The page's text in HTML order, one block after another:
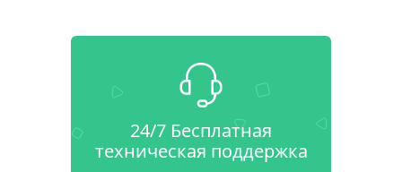
24/7 Бесплатная
техническая поддержка